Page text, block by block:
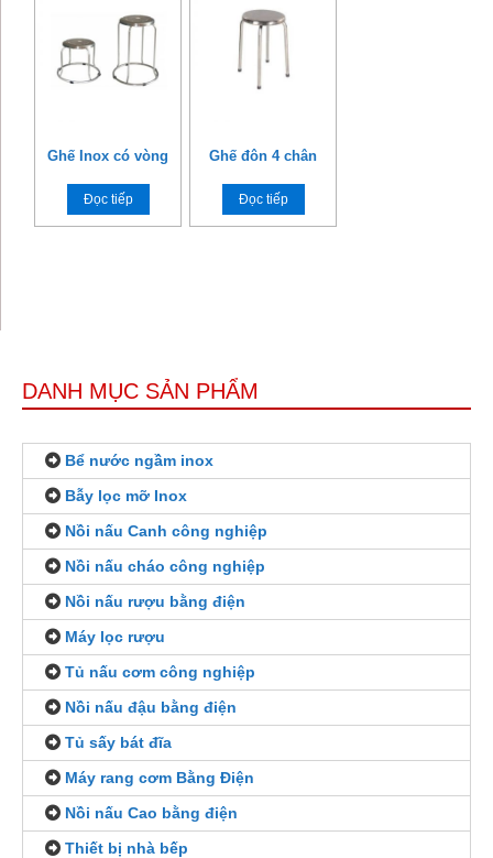
Ghế Inox có vòng
Đọc tiếp
Ghế đôn 4 chân
Đọc tiếp
DANH MỤC SẢN PHẨM
Bể nước ngầm inox
Bẫy lọc mỡ Inox
Nồi nấu Canh công nghiệp
Nồi nấu cháo công nghiệp
Nồi nấu rượu bằng điện
Máy lọc rượu
Tủ nấu cơm công nghiệp
Nồi nấu đậu bằng điện
Tủ sấy bát đĩa
Máy rang cơm Bằng Điện
Nồi nấu Cao bằng điện
Thiết bị nhà bếp